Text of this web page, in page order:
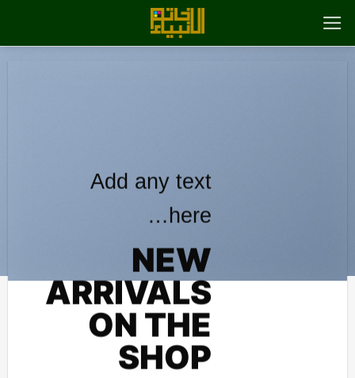
Add any text
here…
NEW
ARRIVALS
ON THE
SHOP